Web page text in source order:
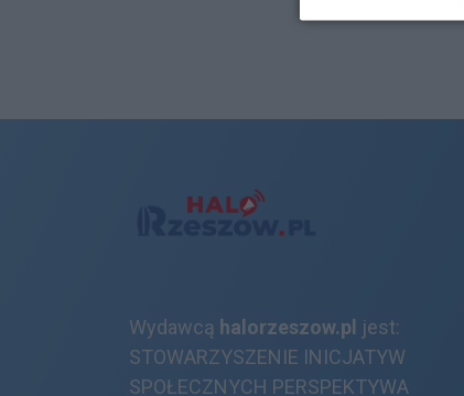
Wydawcą halorzeszow.pl jest:
STOWARZYSZENIE INICJATYW
SPOŁECZNYCH PERSPEKTYWA